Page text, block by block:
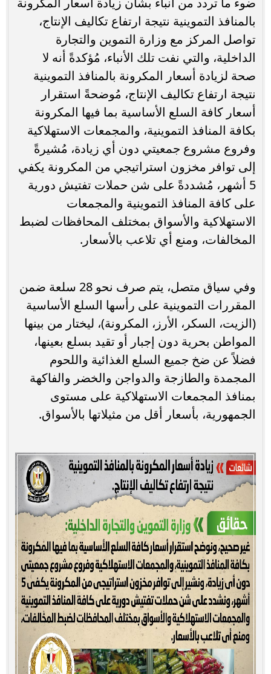
بالمنافذ التموينية نتيجة ارتفاع تكاليف الإنتاج،
تواصل المركز مع وزارة التموين والتجارة
الداخلية، والتي نفت تلك الأنباء، مُؤكدةً أنه لا
صحة لزيادة أسعار المكرونة بالمنافذ التموينية
نتيجة ارتفاع تكاليف الإنتاج، مُوضحةً استقرار
أسعار كافة السلع الأساسية بما فيها المكرونة
بكافة المنافذ التموينية، والمجمعات الاستهلاكية
وفروع مشروع جمعيتي دون أي زيادة، مُشيرةً
إلى توافر مخزون استراتيجي من المكرونة يكفي
5 أشهر، مُشددةً على شن حملات تفتيش دورية
على كافة المنافذ التموينية والمجمعات
الاستهلاكية والأسواق بمختلف المحافظات لضبط
المخالفات، ومنع أي تلاعب بالأسعار.
وفي سياق متصل، يتم صرف نحو 28 سلعة ضمن
المقررات التموينية على رأسها السلع الأساسية
(الزيت، السكر، الأرز، المكرونة)، ليختار من بينها
المواطن بحرية دون إجبار أو تقيد بسلع بعينها،
فضلاً عن ضخ جميع السلع الغذائية واللحوم
المجمدة والطازجة والدواجن والخضر والفاكهة
بمنافذ المجمعات الاستهلاكية على مستوى
الجمهورية، بأسعار أقل من مثيلاتها بالأسواق.